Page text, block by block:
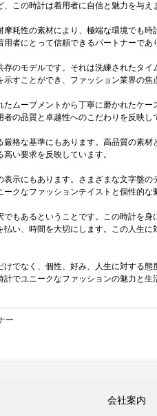
この時計は着用者に自信と魅力を与え
耗性の素材により、極端な環境でも
者にとって信頼できるパートナーで
のモデルです。それは洗練されたタ
すことができ、ファッション業界の焦
ムーブメントから丁寧に磨かれたケ
の品質と卓越性へのこだわりを反映し
格な基準にもあります。高品質の素
い要求を反映しています。
示にもあります。さまざまな文字盤
クなファッションテイストと個性的な
もあるということです。この時計を
い、時間を大切にします。この人生
でなく、個性、好み、人生に対する
でユニークなファッションの魅力と
ー
会社案内